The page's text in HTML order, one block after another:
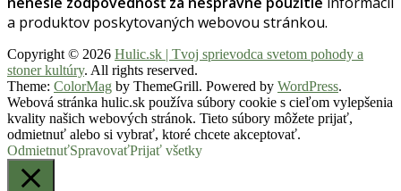
a produktov poskytovaných webovou stránkou.
Copyright © 2026 Hulic.sk | Tvoj sprievodca svetom pohody a
stoner kultúry. All rights reserved.
Theme: ColorMag by ThemeGrill. Powered by WordPress.
Webová stránka hulic.sk používa súbory cookie s cieľom vylepšenia
kvality našich webových stránok. Tieto súbory môžete prijať,
odmietnuť alebo si vybrať, ktoré chcete akceptovať.
OdmietnuťSpravovaťPrijať všetky